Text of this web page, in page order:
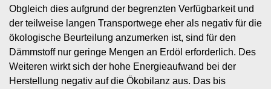
Obgleich dies aufgrund der begrenzten Verfügbarkeit und
der teilweise langen Transportwege eher als negativ für die
ökologische Beurteilung anzumerken ist, sind für den
Dämmstoff nur geringe Mengen an Erdöl erforderlich. Des
Weiteren wirkt sich der hohe Energieaufwand bei der
Herstellung negativ auf die Ökobilanz aus. Das bis